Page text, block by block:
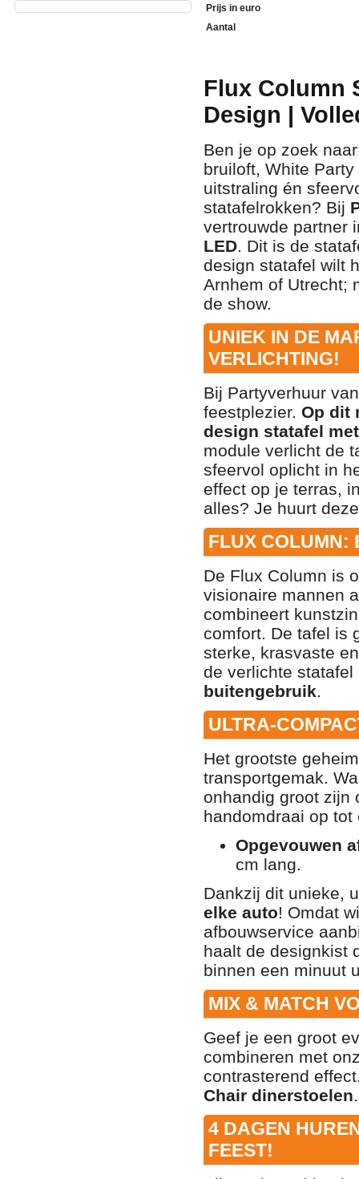
Prijs in euro
Aantal
Flux Column
Design |
Ben je op zoek
bruiloft, White
uitstraling én
statafelrokken? Bij
vertrouwde
LED. Dit is de
design statafel wilt
Arnhem of Utrecht;
de show.
UNIEK IN DE
VERLICHTING!
Bij Partyverhuur
feestplezier. Op dit
design statafel
module verlicht de
sfeervol oplicht in
effect op je terras,
alles? Je huurt
FLUX COLUMN:
De Flux Column is
visionaire mannen
combineert
comfort. De tafel is
sterke, krasvaste
de verlichte
buitengebruik.
ULTRA-
Het grootste
transportgemak.
onhandig groot zijn
handomdraai op
Opgevouwen
cm lang.
Dankzij dit unieke,
elke auto! Omdat
afbouwservice
haalt de designkist
binnen een minuut
MIX & MATCH
Geef je een groot
combineren met
contrasterend
Chair dinerstoelen.
4 DAGEN
FEEST!